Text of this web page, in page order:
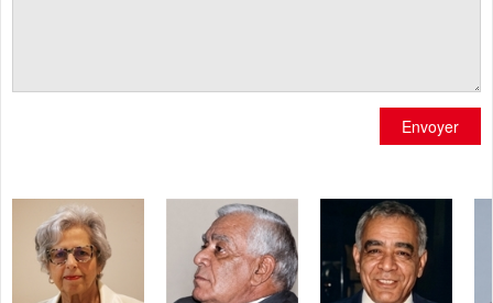
Envoyer